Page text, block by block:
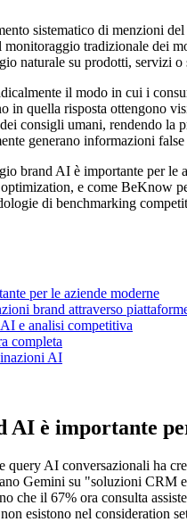
sistematico di menzioni
tradizionale dei
naturale su prodotti, servizi o
il modo in cui i
in quella risposta ottengono
consigli umani, rendendo
generano informazioni
brand AI è importante per
e come
di benchmarking
per le aziende moderne
brand attraverso
e analisi competitiva
completa
AI
è importante
query AI conversazionali ha
Gemini su "soluzioni CRM
che il 67% ora consulta
esistono nel consideration